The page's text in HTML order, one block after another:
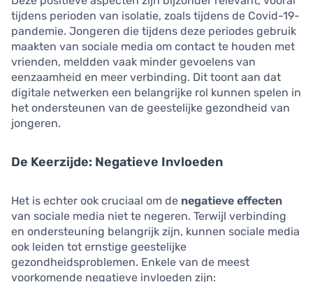
tijdens perioden van isolatie, zoals tijdens de Covid-19-
pandemie. Jongeren die tijdens deze periodes gebruik
maakten van sociale media om contact te houden met
vrienden, meldden vaak minder gevoelens van
eenzaamheid en meer verbinding. Dit toont aan dat
digitale netwerken een belangrijke rol kunnen spelen in
het ondersteunen van de geestelijke gezondheid van
jongeren.
De Keerzijde: Negatieve Invloeden
Het is echter ook cruciaal om de negatieve effecten
van sociale media niet te negeren. Terwijl verbinding
en ondersteuning belangrijk zijn, kunnen sociale media
ook leiden tot ernstige geestelijke
gezondheidsproblemen. Enkele van de meest
voorkomende negatieve invloeden zijn: